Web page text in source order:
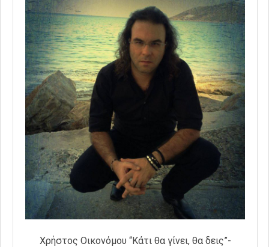
Χρήστος Οικονόμου “Κάτι θα γίνει, θα δεις”-